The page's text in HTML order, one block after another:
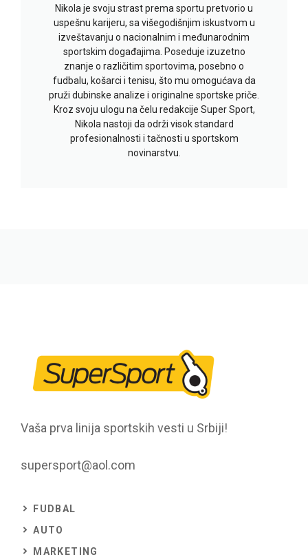
Nikola je svoju strast prema sportu pretvorio u
uspešnu karijeru, sa višegodišnjim iskustvom u
izveštavanju o nacionalnim i međunarodnim
sportskim događajima. Poseduje izuzetno
znanje o različitim sportovima, posebno o
fudbalu, košarci i tenisu, što mu omogućava da
pruži dubinske analize i originalne sportske priče.
Kroz svoju ulogu na čelu redakcije Super Sport,
Nikola nastoji da održi visok standard
profesionalnosti i tačnosti u sportskom
novinarstvu.
Vaša prva linija sportskih vesti u Srbiji!
supersport@aol.com
FUDBAL
AUTO
MARKETING